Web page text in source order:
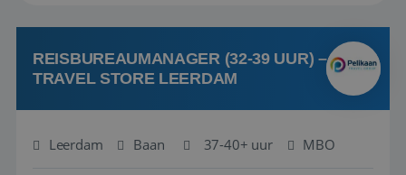
REISBUREAUMANAGER (32-39 UUR) –
TRAVEL STORE LEERDAM
Leerdam Baan 37-40+ uur MBO